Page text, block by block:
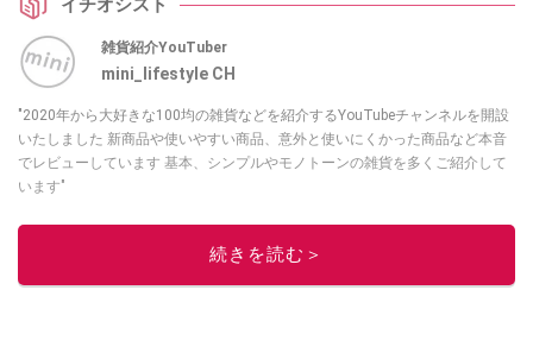
ひチェックしてみてくださいね。
イチオシスト
雑貨紹介YouTuber
mini_lifestyle CH
"2020年から大好きな100均の雑貨などを紹介するYouTubeチャンネルを開設
いたしました 新商品や使いやすい商品、意外と使いにくかった商品など本音
でレビューしています 基本、シンプルやモノトーンの雑貨を多くご紹介して
います"
このイチオシストの他の記事を読む
続きを読む＞